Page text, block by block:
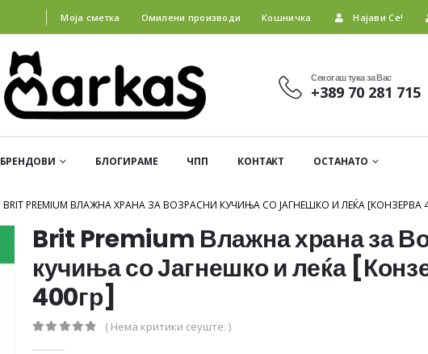
Моја сметка Омилени производи Кошничка Најави Се!
Секогаш тука за Вас
+389 70 281 715
БРЕНДОВИ БЛОГИРАМЕ ЧПП КОНТАКТ ОСТАНАТО
BRIT PREMIUM ВЛАЖНА ХРАНА ЗА ВОЗРАСНИ КУЧИЊА СО ЈАГНЕШКО И ЛЕЌА [КОНЗЕРВА
Brit Premium Влажна храна за
кучиња со Јагнешко и леќа
400гр]
( Нема критики сеуште. )